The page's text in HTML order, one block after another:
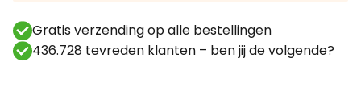
Gratis verzending op alle bestellingen
436.728 tevreden klanten – ben jij de volgende?